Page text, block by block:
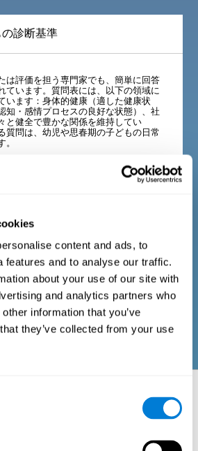
content and ads, to
features and to analyse our traffic.
about your use of our site with
and analytics partners who
information that you’ve
they’ve collected from your use
診断基準
は評価を担う専門家でも、簡単に回答
ています。質問表には、以下の領域に
います：身体的健康（適した健康状
知・感情プロセスの良好な状態）、社
と健全で豊かな関係を維持してい
質問は、幼児や思春期の子どもの日常
。
、または検査を実施する人でも、簡単
成されています。質問表には、以下の
まれています：身体的健康（健康で、
理的健康（認知・感情プロセスの良好
（周囲の人々と健全で豊かな関係を維
における質問は、大人や高齢者の日常
。
心理学的側面：タスクバ
は、人々の健康や日常生活に問題を引き起